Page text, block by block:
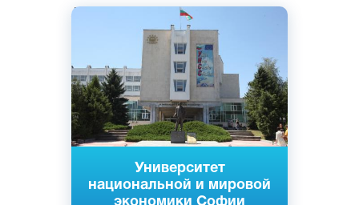
Университет
национальной и мировой
Английский
София, Болгария
Государственный